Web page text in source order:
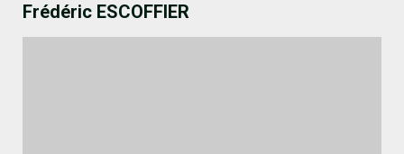
Frédéric ESCOFFIER